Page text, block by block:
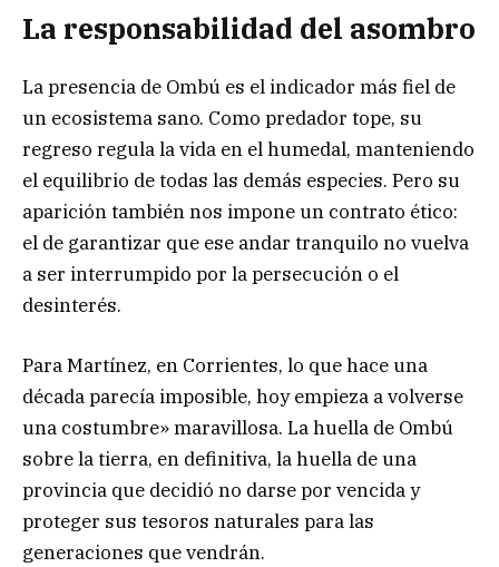
La responsabilidad del asombro
La presencia de Ombú es el indicador más fiel de
un ecosistema sano. Como predador tope, su
regreso regula la vida en el humedal, manteniendo
el equilibrio de todas las demás especies. Pero su
aparición también nos impone un contrato ético:
el de garantizar que ese andar tranquilo no vuelva
a ser interrumpido por la persecución o el
desinterés.
Para Martínez, en Corrientes, lo que hace una
década parecía imposible, hoy empieza a volverse
una costumbre» maravillosa. La huella de Ombú
sobre la tierra, en definitiva, la huella de una
provincia que decidió no darse por vencida y
proteger sus tesoros naturales para las
generaciones que vendrán.